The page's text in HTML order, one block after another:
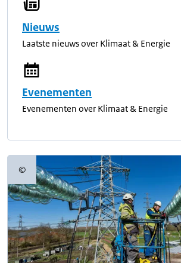
Nieuws
Laatste nieuws over Klimaat & Energie
Evenementen
Evenementen over Klimaat & Energie
©Copyrightinformatie